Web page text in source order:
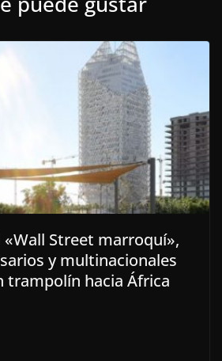
«Wall Street marroquí»,
y multinacionales
trampolín hacia África